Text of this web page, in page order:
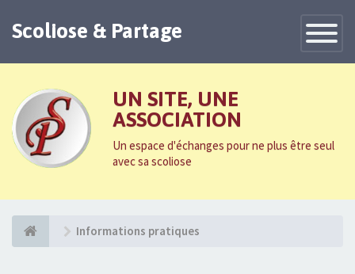
Toggle
Scoliose & Partage
UN SITE, UNE
ASSOCIATION
Un espace d'échanges pour ne plus être seul
avec sa scoliose
Informations pratiques